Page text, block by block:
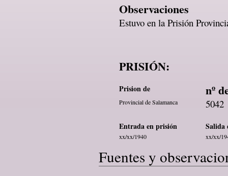
Observaciones
Estuvo en la Prisión
PRISIÓN:
Prision de nº
Provincial de Salamanca 5042
Entrada en prisión Salida
xx/xx/1940 xx/xx/
Fuentes y